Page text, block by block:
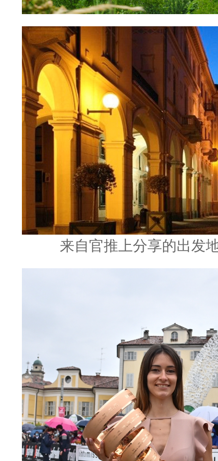
来自官推上分享的出发